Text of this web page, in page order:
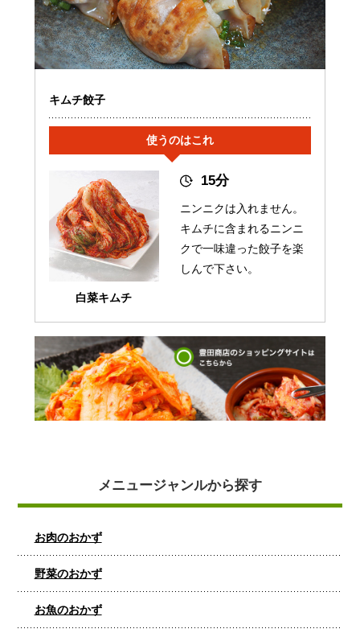
メニュージャンルから探す
お肉のおかず
野菜のおかず
お魚のおかず
キムチ餃子
使うのはこれ
白菜キムチ
15分
ニンニクは入れません。
キムチに含まれるニンニ
クで一味違った餃子を楽
しんで下さい。